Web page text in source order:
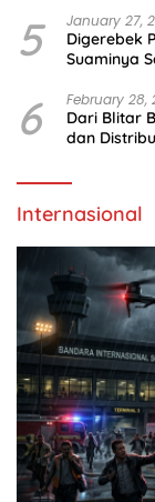
5 January 27,
Digerebek
Suaminya
6 February 28,
Dari Blitar
dan
Internasional